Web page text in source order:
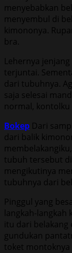
menyebabkan
menyembul di
kimononya.
bra.
Lehernya
terjuntai.
dari tubuhnya.
saja selesai
normal,
Bokep Dari
dari balik
tubuh tersebut
mengikutinya
tubuhnya dari
Pinggul yang
langkah-langkah
itu dari
gundukan
toket montoknya